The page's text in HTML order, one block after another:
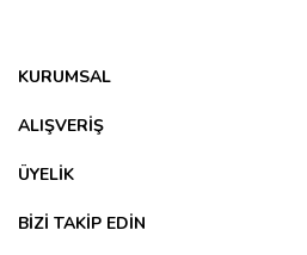
Ürün resmi kalitesiz, bozuk veya
Ürün fiyatı diğer sitelerden daha
KURUMSAL
ALIŞVERİŞ
ÜYELİK
BİZİ TAKİP EDİN